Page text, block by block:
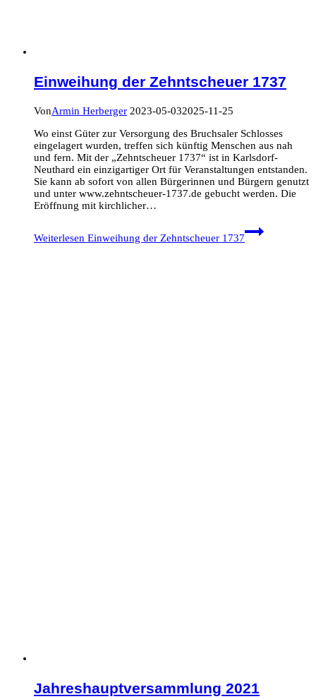
Einweihung der Zehntscheuer 1737
VonArmin Herberger 2023-05-032025-11-25
Wo einst Güter zur Versorgung des Bruchsaler Schlosses
eingelagert wurden, treffen sich künftig Menschen aus nah
und fern. Mit der „Zehntscheuer 1737“ ist in Karlsdorf-
Neuthard ein einzigartiger Ort für Veranstaltungen entstanden.
Sie kann ab sofort von allen Bürgerinnen und Bürgern genutzt
und unter www.zehntscheuer-1737.de gebucht werden. Die
Eröffnung mit kirchlicher…
Weiterlesen Einweihung der Zehntscheuer 1737
Jahreshauptversammlung 2021